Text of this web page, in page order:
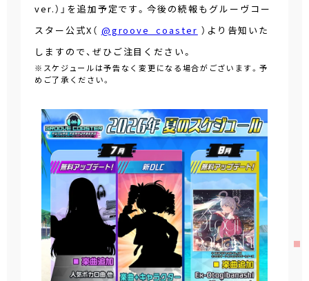
ver.）」を追加予定です。今後の続報もグルーヴコー
スター公式X（ @groove_coaster ）より告知いた
しますので、ぜひご注目ください。
※スケジュールは予告なく変更になる場合がございます。予
めご了承ください。